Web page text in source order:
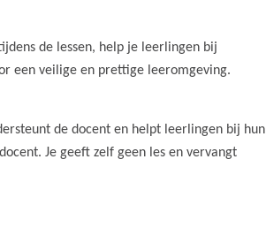
de lessen, help je leerlingen bij
een veilige en prettige leeromgeving.
de docent en helpt leerlingen bij hun
Je geeft zelf geen les en vervangt